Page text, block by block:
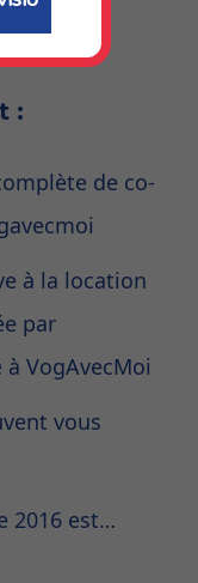
:
de co-
à la location
par
à VogAvecMoi
vous
2016 est…